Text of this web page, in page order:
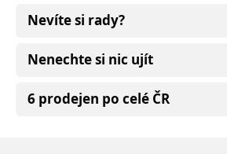
Nevíte si rady?
Nenechte si nic ujít
6 prodejen po celé ČR